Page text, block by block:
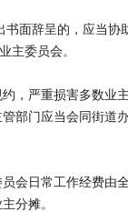
面辞呈的，应当协
主委员会。
严重损害多数业
部门应当会同街道
日常工作经费由
分摊。